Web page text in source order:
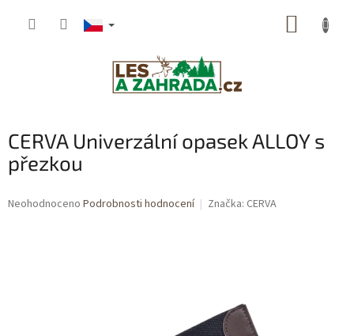
CERVA Univerzální opasek ALLOY s
přezkou
Průměrné
Neohodnoceno Podrobnosti hodnocení Značka: CERVA